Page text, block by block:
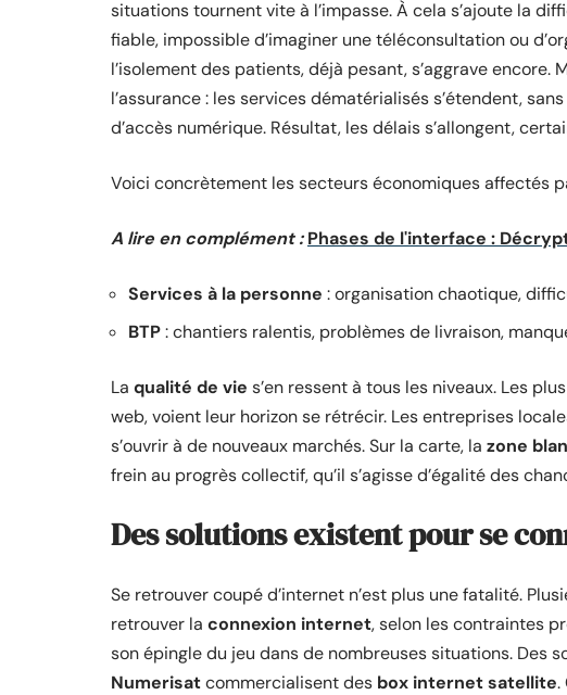
situations tournent vite à l’impasse. À cela s’ajoute la
fiable, impossible d’imaginer une téléconsultation ou
l’isolement des patients, déjà pesant, s’aggrave encore.
l’assurance : les services dématérialisés s’étendent,
d’accès numérique. Résultat, les délais s’allongent,
Voici concrètement les secteurs économiques affectés
A lire en complément : Phases de l'interface :
Services à la personne : organisation chaotique,
BTP: chantiers ralentis, problèmes de livraison,
La qualité de vie s’en ressent à tous les niveaux. Les
web, voient leur horizon se rétrécir. Les entreprises
s’ouvrir à de nouveaux marchés. Sur la carte, la zone
frein au progrès collectif, qu’il s’agisse d’égalité des
Des solutions existent pour se
Se retrouver coupé d’internet n’est plus une fatalité.
retrouver la connexion internet, selon les contraintes
son épingle du jeu dans de nombreuses situations. Des
Numerisatcommercialisent des box internet satellite.